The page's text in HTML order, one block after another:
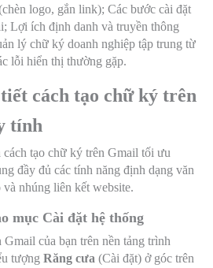
logo, gắn link); Các bước cài đặt
Lợi ích định danh và truyền thông
lý chữ ký doanh nghiệp tập trung từ
lỗi hiển thị thường gặp.
cách tạo chữ ký trên
tính
tạo chữ ký trên Gmail tối ưu
đầy đủ các tính năng định dạng văn
nhúng liên kết website.
mục Cài đặt hệ thống
của bạn trên nền tảng trình
tượng Răng cưa (Cài đặt) ở góc trên